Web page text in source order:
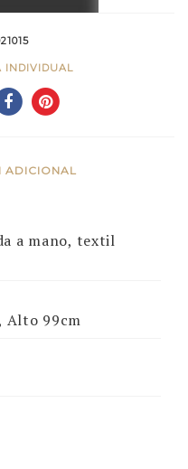
INDIVIDUAL
ADICIONAL
a mano, textil
Alto 99cm